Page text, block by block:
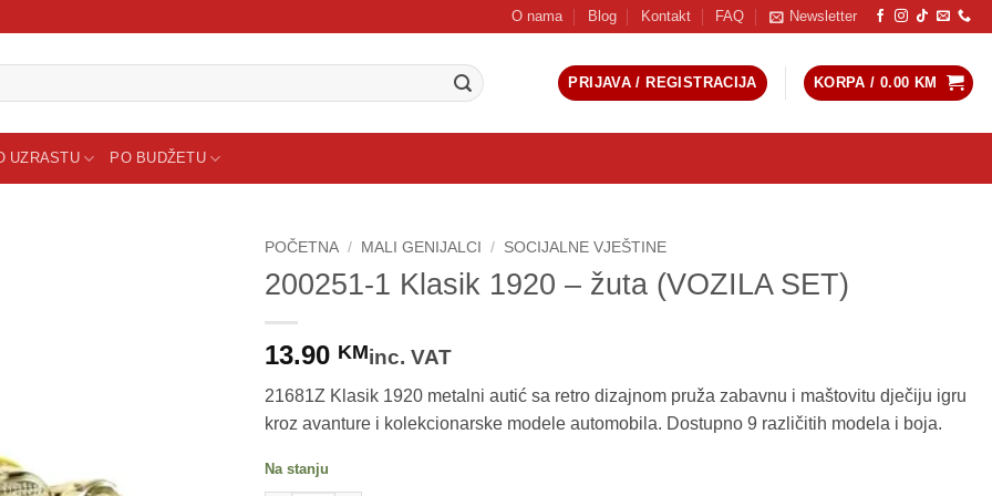
O nama Blog Kontakt FAQ Newsletter
PRIJAVA / REGISTRACIJA KORPA / 0.00 KM
UZRASTU PO BUDŽETU
POČETNA / MALI GENIJALCI / SOCIJALNE VJEŠTINE
200251-1 Klasik 1920 – žuta (VOZILA SET)
13.90 KMinc. VAT
21681Z Klasik 1920 metalni autić sa retro dizajnom pruža zabavnu i maštovitu dječiju igru
kroz avanture i kolekcionarske modele automobila. Dostupno 9 različitih modela i boja.
Na stanju